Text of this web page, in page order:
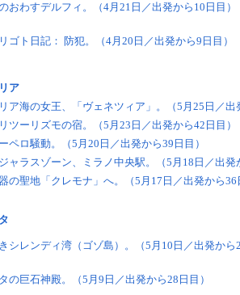
おわすデルフィ。（4月21日／出発から10日目）
ゴト日記： 防犯。（4月20日／出発から9日目）
ア
ア海の女王、「ヴェネツィア」。（5月25日／出
ツーリズモの宿。（5月23日／出発から42日目）
ペロ騒動。（5月20日／出発から39日目）
ャラスゾーン、ミラノ中央駅。（5月18日／出発
の聖地「クレモナ」へ。（5月17日／出発から36
シレンディ湾（ゴゾ島）。（5月10日／出発から
の巨石神殿。（5月9日／出発から28日目）